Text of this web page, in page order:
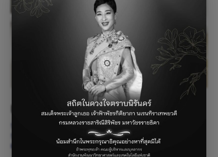
เครื่องให้อาหารสุนัข
Student-Examples,Student-Examples,Student-Examples
Student-Examples
Student-Examples Student-Examples
By